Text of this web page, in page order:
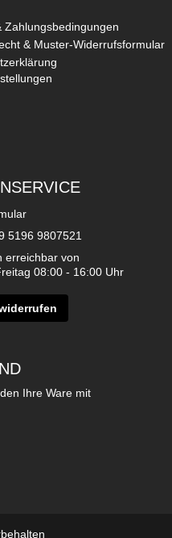
Zahlungsbedingungen
& Muster-Widerrufsformular
5196 9807521
erreichbar von
08:00 - 16:00 Uhr
Ihre Ware mit